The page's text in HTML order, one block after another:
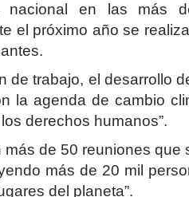
nacional en las más
el próximo año se
de trabajo, el desarrollo
la agenda de cambio
derechos humanos”.
de 50 reuniones que
más de 20 mil
del planeta”.